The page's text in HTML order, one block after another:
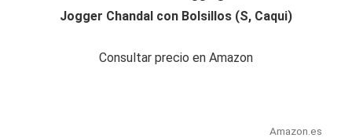
Jogger Chandal con Bolsillos (S, Caqui)
Consultar precio en Amazon
Amazon.es